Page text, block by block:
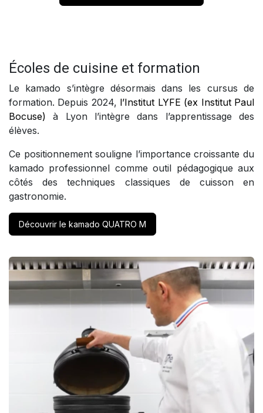
Écoles de cuisine et formation
Le kamado s’intègre désormais dans les cursus de
formation. Depuis 2024, l’Institut LYFE (ex Institut Paul
Bocuse) à Lyon l’intègre dans l’apprentissage des
élèves.
Ce positionnement souligne l’importance croissante du
kamado professionnel comme outil pédagogique aux
côtés des techniques classiques de cuisson en
gastronomie.
Découvrir le kamado QUATRO M